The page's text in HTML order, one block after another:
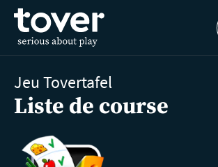
Aller au contenu principal
Jeu Tovertafel
Liste de course